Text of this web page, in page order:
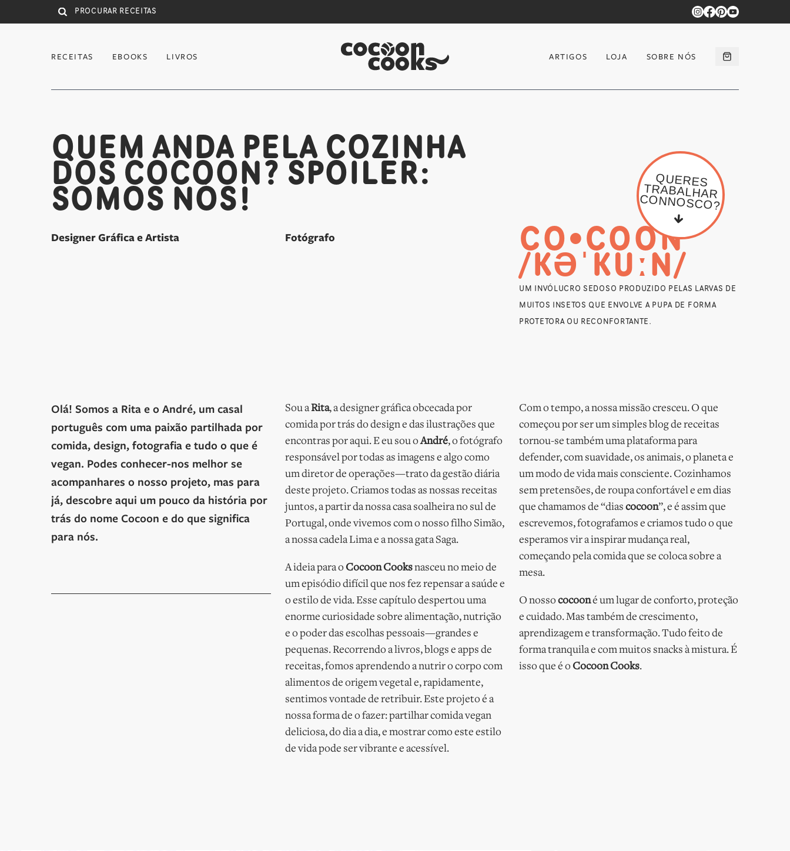
Saltar para conteúdo principal
RECEITAS EBOOKS LIVROS ARTIGOS LOJA SOBRE NÓS
QUEM ANDA PELA COZINHA
DOS COCOON? SPOILER:
SOMOS NÓS!
Designer Gráfica e Artista Fotógrafo
CO•COON
/KƏˈKUːN/
UM INVÓLUCRO SEDOSO PRODUZIDO PELAS LARVAS DE
MUITOS INSETOS QUE ENVOLVE A PUPA DE FORMA
PROTETORA OU RECONFORTANTE.
QUERES
TRABALHAR
CONNOSCO?
Olá! Somos a Rita e o André, um casal
português com uma paixão partilhada por
comida, design, fotografia e tudo o que é
vegan. Podes conhecer-nos melhor se
acompanhares o nosso projeto, mas para
já, descobre aqui um pouco da história por
trás do nome Cocoon e do que significa
para nós.
Sou aRita, a designer gráfica obcecada por
comida por trás do design e das ilustrações que
encontras por aqui. E eu sou oAndré, o fotógrafo
responsável por todas as imagens e algo como
um diretor de operações—trato da gestão diária
deste projeto. Criamos todas as nossas receitas
juntos, a partir da nossa casa soalheira no sul de
Portugal, onde vivemos com o nosso filho Simão,
a nossa cadela Lima e a nossa gata Saga.
A ideia para o Cocoon Cooksnasceu no meio de
um episódio difícil que nos fez repensar a saúde e
o estilo de vida. Esse capítulo despertou uma
enorme curiosidade sobre alimentação, nutrição
e o poder das escolhas pessoais—grandes e
pequenas. Recorrendo a livros, blogs e apps de
receitas, fomos aprendendo a nutrir o corpo com
alimentos de origem vegetal e, rapidamente,
sentimos vontade de retribuir. Este projeto é a
nossa forma de o fazer: partilhar comida vegan
deliciosa, do dia a dia, e mostrar como este estilo
de vida pode ser vibrante e acessível.
Com o tempo, a nossa missão cresceu. O que
começou por ser um simples blog de receitas
tornou-se também uma plataforma para
defender, com suavidade, os animais, o planeta e
um modo de vida mais consciente. Cozinhamos
sem pretensões, de roupa confortável e em dias
que chamamos de “dias cocoon”, e é assim que
escrevemos, fotografamos e criamos tudo o que
esperamos vir a inspirar mudança real,
começando pela comida que se coloca sobre a
mesa.
O nossococooné um lugar de conforto, proteção
e cuidado. Mas também de crescimento,
aprendizagem e transformação. Tudo feito de
forma tranquila e com muitos snacks à mistura. É
isso que é o Cocoon Cooks.